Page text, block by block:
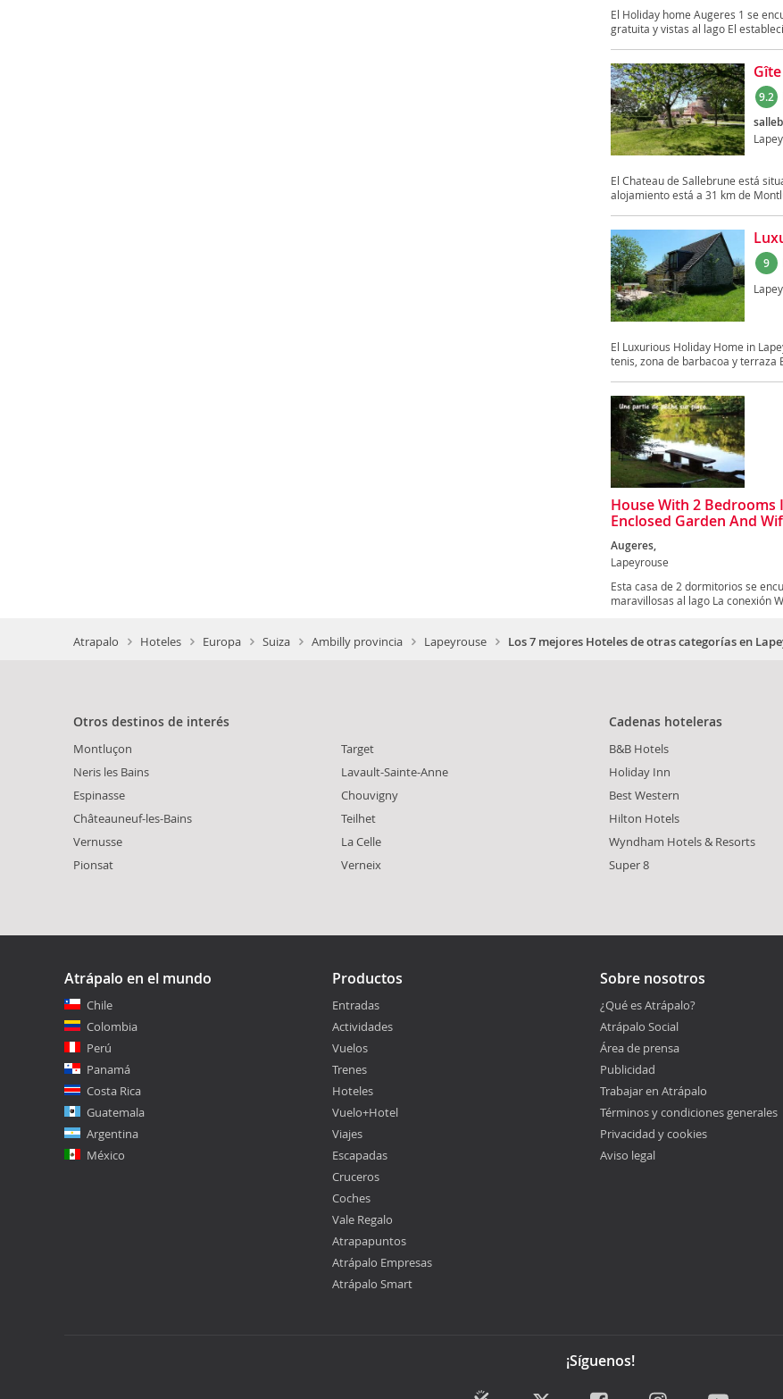
El Holiday home Augeres 1 se
gratuita y vistas al lago El
9.2
El Chateau de Sallebrune está
alojamiento está a 31 km de
9
El Luxurious Holiday Home in
tenis, zona de barbacoa y terraza
House With 2
Enclosed Garden And
Augeres,
Lapeyrouse
Esta casa de 2 dormitorios se
maravillosas al lago La conexión
Atrapalo Hoteles Europa Suiza Ambilly provincia Lapeyrouse Los 7 mejores Hoteles de otras categorías en
Otros destinos de interés
Montluçon
Neris les Bains
Espinasse
Châteauneuf-les-Bains
Vernusse
Pionsat
Target
Lavault-Sainte-Anne
Chouvigny
Teilhet
La Celle
Verneix
Cadenas hoteleras
B&B Hotels
Holiday Inn
Best Western
Hilton Hotels
Wyndham Hotels & Resorts
Super 8
Atrápalo en el mundo
Chile
Colombia
Perú
Panamá
Costa Rica
Guatemala
Argentina
México
Productos
Entradas
Actividades
Vuelos
Trenes
Hoteles
Vuelo+Hotel
Viajes
Escapadas
Cruceros
Coches
Vale Regalo
Atrapapuntos
Atrápalo Empresas
Atrápalo Smart
Sobre nosotros
¿Qué es Atrápalo?
Atrápalo Social
Área de prensa
Publicidad
Trabajar en Atrápalo
Términos y condiciones generales
Privacidad y cookies
Aviso legal
¡Síguenos!